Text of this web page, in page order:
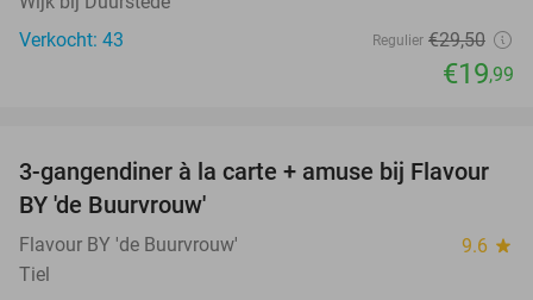
Verkocht: 43
Regulier €29,50
€19,99
38%
3-gangendiner à la carte + amuse bij Flavour
BY 'de Buurvrouw'
Flavour BY 'de Buurvrouw' 9.6 star
Tiel